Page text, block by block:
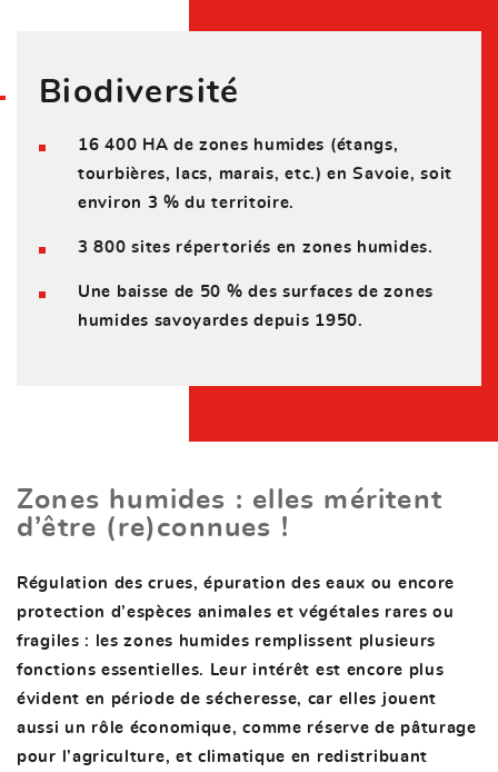
Biodiversité
16 400 HA de zones humides (étangs,
tourbières, lacs, marais, etc.) en Savoie, soit
environ 3 % du territoire.
3 800 sites répertoriés en zones humides.
Une baisse de 50 % des surfaces de zones
humides savoyardes depuis 1950.
Zones humides : elles méritent
d’être (re)connues !
Régulation des crues, épuration des eaux ou encore
protection d’espèces animales et végétales rares ou
fragiles : les zones humides remplissent plusieurs
fonctions essentielles. Leur intérêt est encore plus
évident en période de sécheresse, car elles jouent
aussi un rôle économique, comme réserve de pâturage
pour l’agriculture, et climatique en redistribuant